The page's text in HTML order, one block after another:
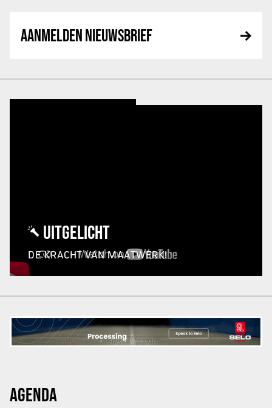
AANMELDEN NIEUWSBRIEF
UITGELICHT
DE KRACHT VAN MAATWERK!
AGENDA